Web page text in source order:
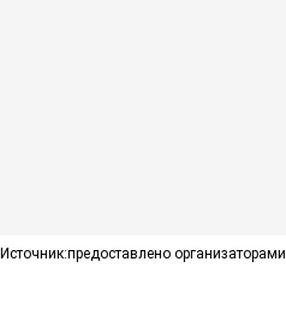
Источник:предоставлено организаторами